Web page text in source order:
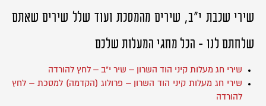
שירי שכבת י"ב, שירים מהמסכת ועוד שלל שירים שאתם
שלחתם לנו - הכל מחגי המעלות שלכם
שירי חג מעלות קיני הוד השרון – שיר י"ב – לחץ להורדה
שירי חג מעלות קיני הוד השרון – פרולוג (הקדמה) למסכת – לחץ
להורדה